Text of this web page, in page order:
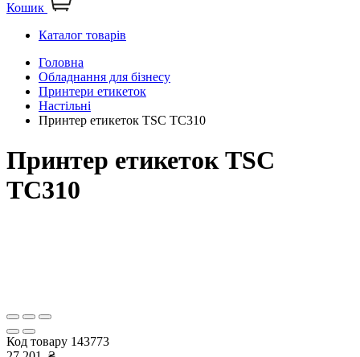
Кошик
Каталог товарів
Головна
Обладнання для бізнесу
Принтери етикеток
Настільні
Принтер етикеток TSC TC310
Принтер етикеток TSC
TC310
Код товару 143773